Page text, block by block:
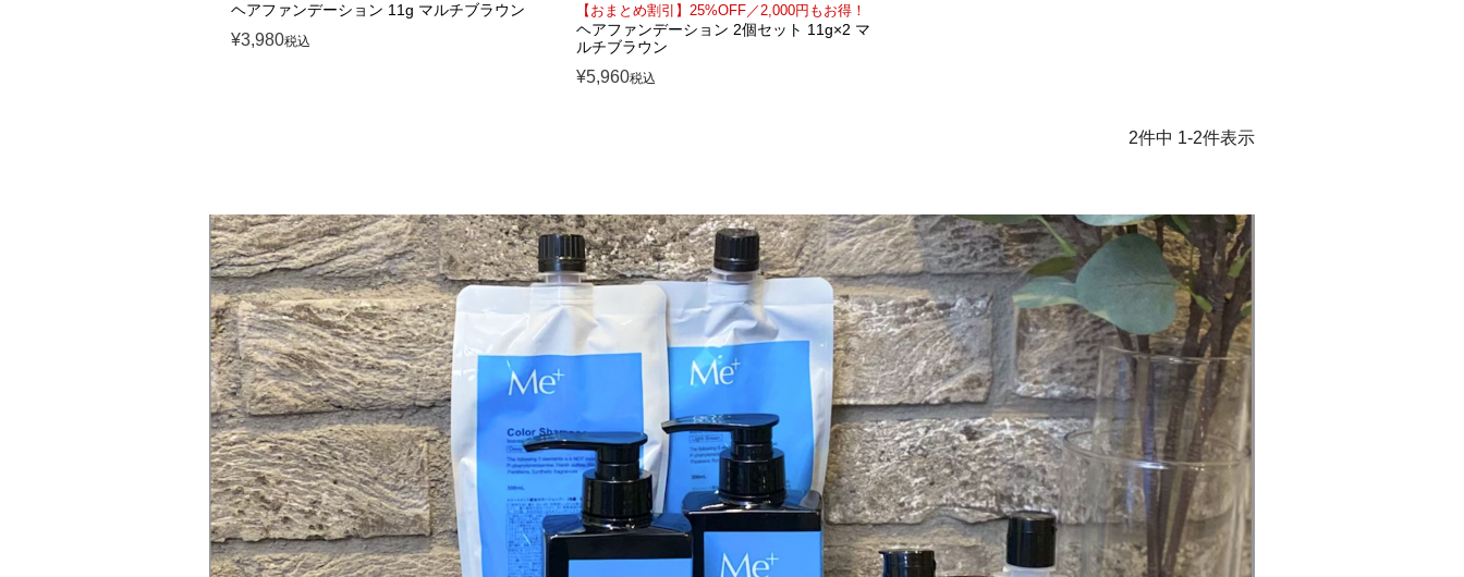
ヘアファンデーション 11g マルチブラウン
¥3,980税込
【おまとめ割引】25%OFF／2,000円もお得！
ヘアファンデーション 2個セット 11g×2 マ
ルチブラウン
¥5,960税込
2件中 1-2件表示